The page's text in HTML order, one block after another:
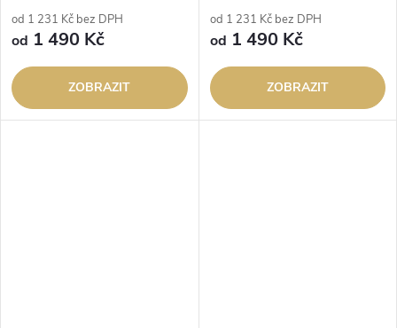
od 1 231 Kč bez DPH
od 1 490 Kč
ZOBRAZIT
od 1 231 Kč bez DPH
od 1 490 Kč
ZOBRAZIT